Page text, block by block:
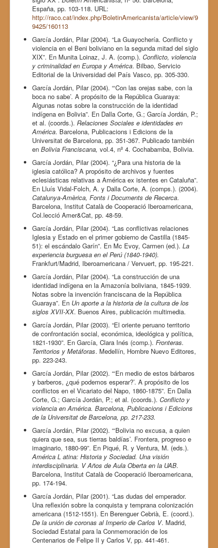
España, pp. 103-118. URL:
http://raco.cat/index.php/BoletinAmericanista/article/view/9
9425/160113
García Jordán, Pilar (2004). “La Guayochería. Conflicto y
violencia en el Beni boliviano en la segunda mitad del siglo
XIX”. En Munita Loinaz, J. A. (comp.). Conflicto, violencia
y criminalidad en Europa y América. Bilbao, Servicio
Editorial de la Universidad del País Vasco, pp. 305-330.
García Jordán, Pilar (2004). “‘Con las orejas sabe, con la
boca no sabe’. A propósito de la República Guaraya:
Algunas notas sobre la construcción de la identidad
indígena en Bolivia”. En Dalla Corte, G.; García Jordán, P.;
et al. (coords.). Relaciones Sociales e identidades en
América. Barcelona, Publicacions i Edicions de la
Universitat de Barcelona, pp. 351-367. Publicado también
en Bolivia Franciscana, vol.4, nº 4. Cochabamba, Bolivia.
García Jordán, Pilar (2004). “¿Para una historia de la
iglesia católica? A propósito de archivos y fuentes
eclesiásticas relativas a América ex istentes en Cataluña”.
En Lluís Vidal-Folch, A. y Dalla Corte, A. (comps.). (2004).
Catalunya-Amèrica, Fonts i Documents de Recerca.
Barcelona, Institut Català de Cooperació Iberoamericana,
Col.lecció Amer&Cat, pp. 48-59.
García Jordán, Pilar (2004). “Las conflictivas relaciones
Iglesia y Estado en el primer gobierno de Castilla (1845-
51): el escándalo Garín”. En Mc Evoy, Carmen (ed.). La
experiencia burguesa en el Perú (1840-1940).
Frankfurt/Madrid, Iberoamericana / Vervuert, pp. 195-221.
García Jordán, Pilar (2004). “La construcción de una
identidad indígena en la Amazonía boliviana, 1845-1939.
Notas sobre la invención franciscana de la República
Guaraya”. En Un aporte a la historia de la cultura de los
siglos XVII-XX. Buenos Aires, publicación multimedia.
García Jordán, Pilar (2003). “El oriente peruano territorio
de confrontación social, económica, ideológica y política,
1821-1930”. En García, Clara Inés (comp.). Fronteras.
Territorios y Metáforas. Medellín, Hombre Nuevo Editores,
pp. 223-243.
García Jordán, Pilar (2002). “‘En medio de estos bárbaros
y barberos, ¿qué podemos esperar?’. A propósito de los
conflictos en el Vicariato del Napo, 1860-1875”. En Dalla
Corte, G.; García Jordán, P.; et al. (coords.). Conflicto y
violencia en América. Barcelona, Publicacions i Edicions
de la Universitat de Barcelona, pp. 217-233.
García Jordán, Pilar (2002). “‘Bolivia no excusa, a quien
quiera que sea, sus tierras baldías’. Frontera, progreso e
imaginario, 1880-99”. En Piqué, R. y Ventura, M. (eds.).
América L atina: Historia y Sociedad. Una visión
interdisciplinaria. V Años de Aula Oberta en la UAB.
Barcelona, Institut Català de Cooperació Iberoamericana,
pp. 174-194.
García Jordán, Pilar (2001). “Las dudas del emperador.
Una reflexión sobre la conquista y temprana colonización
americana (1512-1551). En Berenguer Cebrià, E. (coord.).
De la unión de coronas al Imperio de Carlos V. Madrid,
Sociedad Estatal para la Conmemoración de los
Centenarios de Felipe II y Carlos V, pp. 441-461.